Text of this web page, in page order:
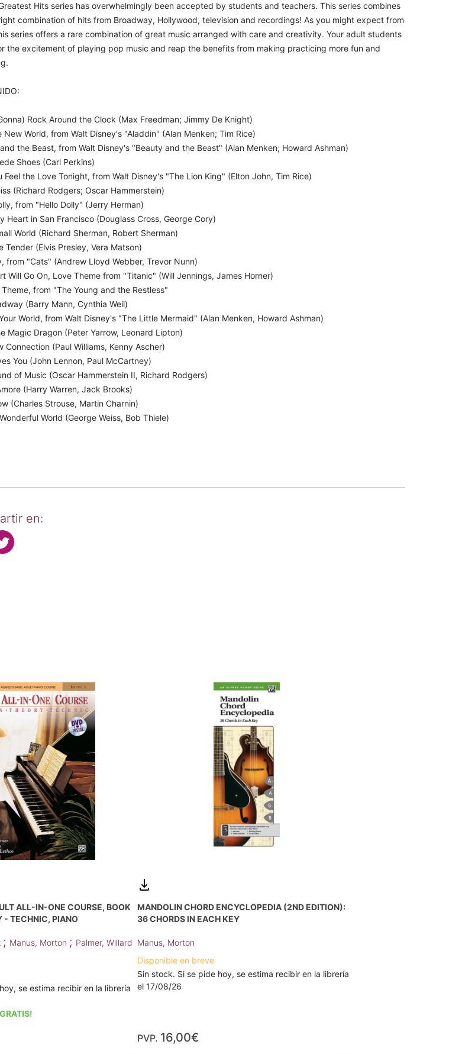
Hits series has overwhelmingly been accepted by students and teachers. This series combines
combination of hits from Broadway, Hollywood, television and recordings! As you might expect from
series offers a rare combination of great music arranged with care and creativity. Your adult students
the excitement of playing pop music and reap the benefits from making practicing more fun and
Rock Around the Clock (Max Freedman; Jimmy De Knight)
New World, from Walt Disney's "Aladdin" (Alan Menken; Tim Rice)
the Beast, from Walt Disney's "Beauty and the Beast" (Alan Menken; Howard Ashman)
Shoes (Carl Perkins)
Feel the Love Tonight, from Walt Disney's "The Lion King" (Elton John, Tim Rice)
(Richard Rodgers; Oscar Hammerstein)
from "Hello Dolly" (Jerry Herman)
Heart in San Francisco (Douglass Cross, George Cory)
World (Richard Sherman, Robert Sherman)
Tender (Elvis Presley, Vera Matson)
from "Cats" (Andrew Lloyd Webber, Trevor Nunn)
Will Go On, Love Theme from "Titanic" (Will Jennings, James Horner)
from "The Young and the Restless"
(Barry Mann, Cynthia Weil)
World, from Walt Disney's "The Little Mermaid" (Alan Menken, Howard Ashman)
Magic Dragon (Peter Yarrow, Leonard Lipton)
Connection (Paul Williams, Kenny Ascher)
You (John Lennon, Paul McCartney)
of Music (Oscar Hammerstein II, Richard Rodgers)
(Harry Warren, Jack Brooks)
(Charles Strouse, Martin Charnin)
World (George Weiss, Bob Thiele)
en:
ALL-IN-ONE COURSE, BOOK
- TECHNIC, PIANO
; Manus, Morton ; Palmer, Willard
se estima recibir en la librería
MANDOLIN CHORD ENCYCLOPEDIA (2ND EDITION):
36 CHORDS IN EACH KEY
Manus, Morton
Disponible en breve
Sin stock. Si se pide hoy, se estima recibir en la librería
el 17/08/26
PVP. 16,00€